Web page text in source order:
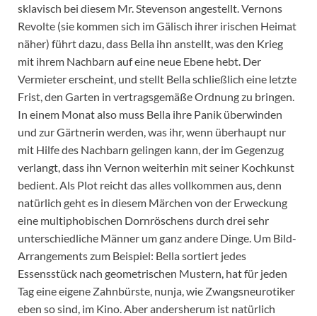
sklavisch bei diesem Mr. Stevenson angestellt. Vernons
Revolte (sie kommen sich im Gälisch ihrer irischen Heimat
näher) führt dazu, dass Bella ihn anstellt, was den Krieg
mit ihrem Nachbarn auf eine neue Ebene hebt. Der
Vermieter erscheint, und stellt Bella schließlich eine letzte
Frist, den Garten in vertragsgemäße Ordnung zu bringen.
In einem Monat also muss Bella ihre Panik überwinden
und zur Gärtnerin werden, was ihr, wenn überhaupt nur
mit Hilfe des Nachbarn gelingen kann, der im Gegenzug
verlangt, dass ihn Vernon weiterhin mit seiner Kochkunst
bedient. Als Plot reicht das alles vollkommen aus, denn
natürlich geht es in diesem Märchen von der Erweckung
eine multiphobischen Dornröschens durch drei sehr
unterschiedliche Männer um ganz andere Dinge. Um Bild-
Arrangements zum Beispiel: Bella sortiert jedes
Essensstück nach geometrischen Mustern, hat für jeden
Tag eine eigene Zahnbürste, nunja, wie Zwangsneurotiker
eben so sind, im Kino. Aber andersherum ist natürlich